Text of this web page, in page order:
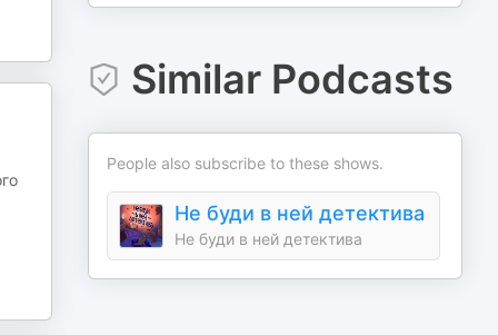
Similar Podcasts
People also subscribe to these shows.
Не буди в ней детектива
Не буди в ней детектива